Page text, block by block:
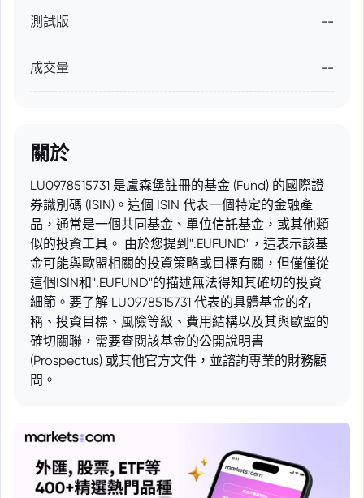
測試版 --
成交量 --
關於
LU0978515731 是盧森堡註冊的基金 (Fund) 的國際證
券識別碼 (ISIN)。這個 ISIN 代表一個特定的金融產
品，通常是一個共同基金、單位信託基金，或其他類
似的投資工具。 由於您提到".EUFUND"，這表示該基
金可能與歐盟相關的投資策略或目標有關，但僅僅從
這個ISIN和".EUFUND"的描述無法得知其確切的投資
細節。要了解 LU0978515731 代表的具體基金的名
稱、投資目標、風險等級、費用結構以及其與歐盟的
確切關聯，需要查閱該基金的公開說明書
(Prospectus) 或其他官方文件，並諮詢專業的財務顧
問。